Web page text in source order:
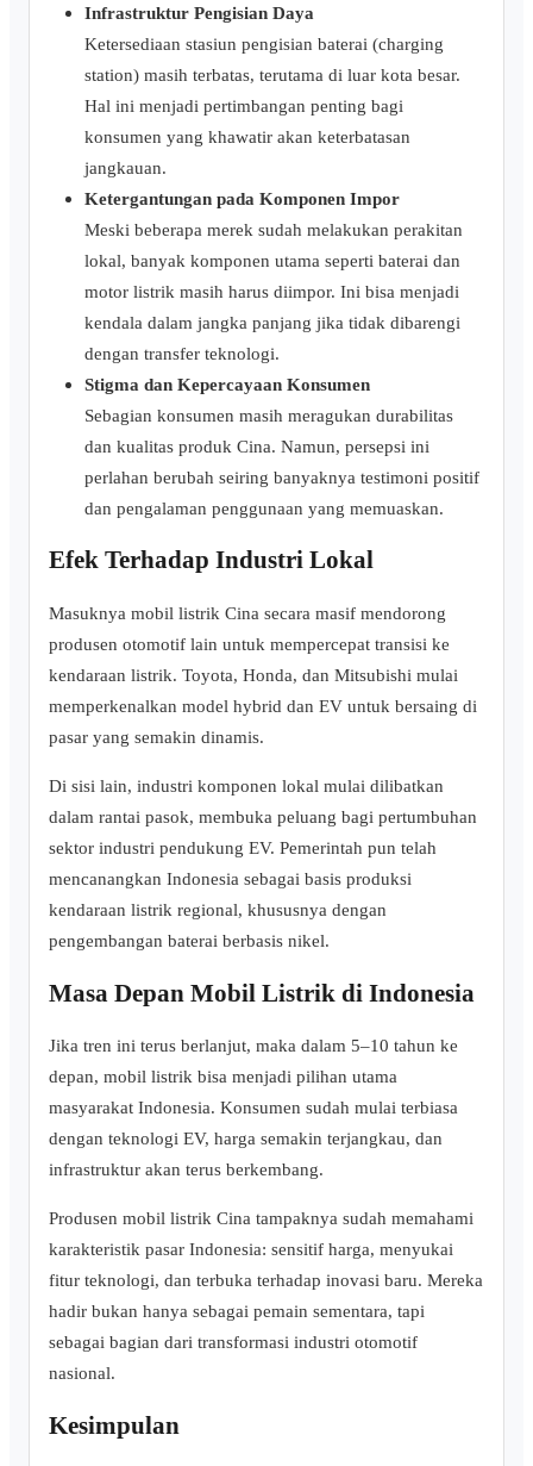
Infrastruktur Pengisian Daya
Ketersediaan stasiun pengisian baterai (charging
station) masih terbatas, terutama di luar kota besar.
Hal ini menjadi pertimbangan penting bagi
konsumen yang khawatir akan keterbatasan
jangkauan.
Ketergantungan pada Komponen Impor
Meski beberapa merek sudah melakukan perakitan
lokal, banyak komponen utama seperti baterai dan
motor listrik masih harus diimpor. Ini bisa menjadi
kendala dalam jangka panjang jika tidak dibarengi
dengan transfer teknologi.
Stigma dan Kepercayaan Konsumen
Sebagian konsumen masih meragukan durabilitas
dan kualitas produk Cina. Namun, persepsi ini
perlahan berubah seiring banyaknya testimoni positif
dan pengalaman penggunaan yang memuaskan.
Efek Terhadap Industri Lokal
Masuknya mobil listrik Cina secara masif mendorong
produsen otomotif lain untuk mempercepat transisi ke
kendaraan listrik. Toyota, Honda, dan Mitsubishi mulai
memperkenalkan model hybrid dan EV untuk bersaing di
pasar yang semakin dinamis.
Di sisi lain, industri komponen lokal mulai dilibatkan
dalam rantai pasok, membuka peluang bagi pertumbuhan
sektor industri pendukung EV. Pemerintah pun telah
mencanangkan Indonesia sebagai basis produksi
kendaraan listrik regional, khususnya dengan
pengembangan baterai berbasis nikel.
Masa Depan Mobil Listrik di Indonesia
Jika tren ini terus berlanjut, maka dalam 5–10 tahun ke
depan, mobil listrik bisa menjadi pilihan utama
masyarakat Indonesia. Konsumen sudah mulai terbiasa
dengan teknologi EV, harga semakin terjangkau, dan
infrastruktur akan terus berkembang.
Produsen mobil listrik Cina tampaknya sudah memahami
karakteristik pasar Indonesia: sensitif harga, menyukai
fitur teknologi, dan terbuka terhadap inovasi baru. Mereka
hadir bukan hanya sebagai pemain sementara, tapi
sebagai bagian dari transformasi industri otomotif
nasional.
Kesimpulan